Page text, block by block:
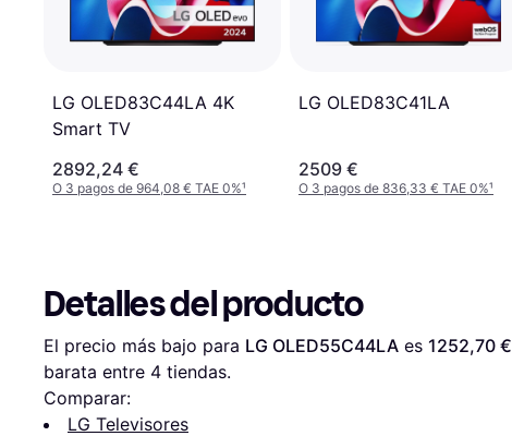
LG OLED83C44LA 4K
Smart TV
2892,24 €
O 3 pagos de 964,08 € TAE 0%¹
LG OLED83C41LA
2509 €
O 3 pagos de 836,33 € TAE 0%¹
Detalles del producto
El precio más bajo para LG OLED55C44LA es 1252,70 €
barata entre 4 tiendas.
Comparar:
LG Televisores